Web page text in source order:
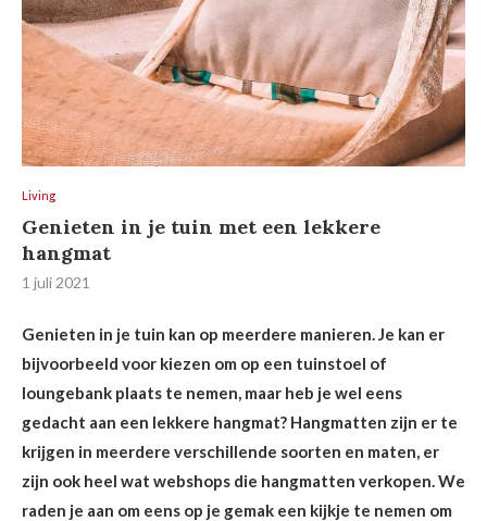
Living
Genieten in je tuin met een lekkere
hangmat
1 juli 2021
Genieten in je tuin kan op meerdere manieren. Je kan er
bijvoorbeeld voor kiezen om op een tuinstoel of
loungebank plaats te nemen, maar heb je wel eens
gedacht aan een lekkere hangmat? Hangmatten zijn er te
krijgen in meerdere verschillende soorten en maten, er
zijn ook heel wat webshops die hangmatten verkopen. We
raden je aan om eens op je gemak een kijkje te nemen om